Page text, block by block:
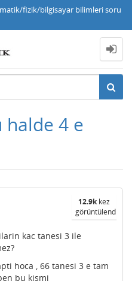
fizik/bilgisayar bilimleri soru
4 e
12.9kkez
görüntülendi
kac tanesi 3 ile
hoca , 66 tanesi 3 e tam
bu kismi